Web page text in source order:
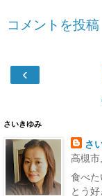
コメントを投稿
‹
さいきゆみ
さ
高槻
食べた
とう